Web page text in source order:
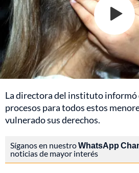
La directora del instituto informó
procesos para todos estos
vulnerado sus derechos.
Síganos en nuestroWhatsApp
noticias de mayor interés